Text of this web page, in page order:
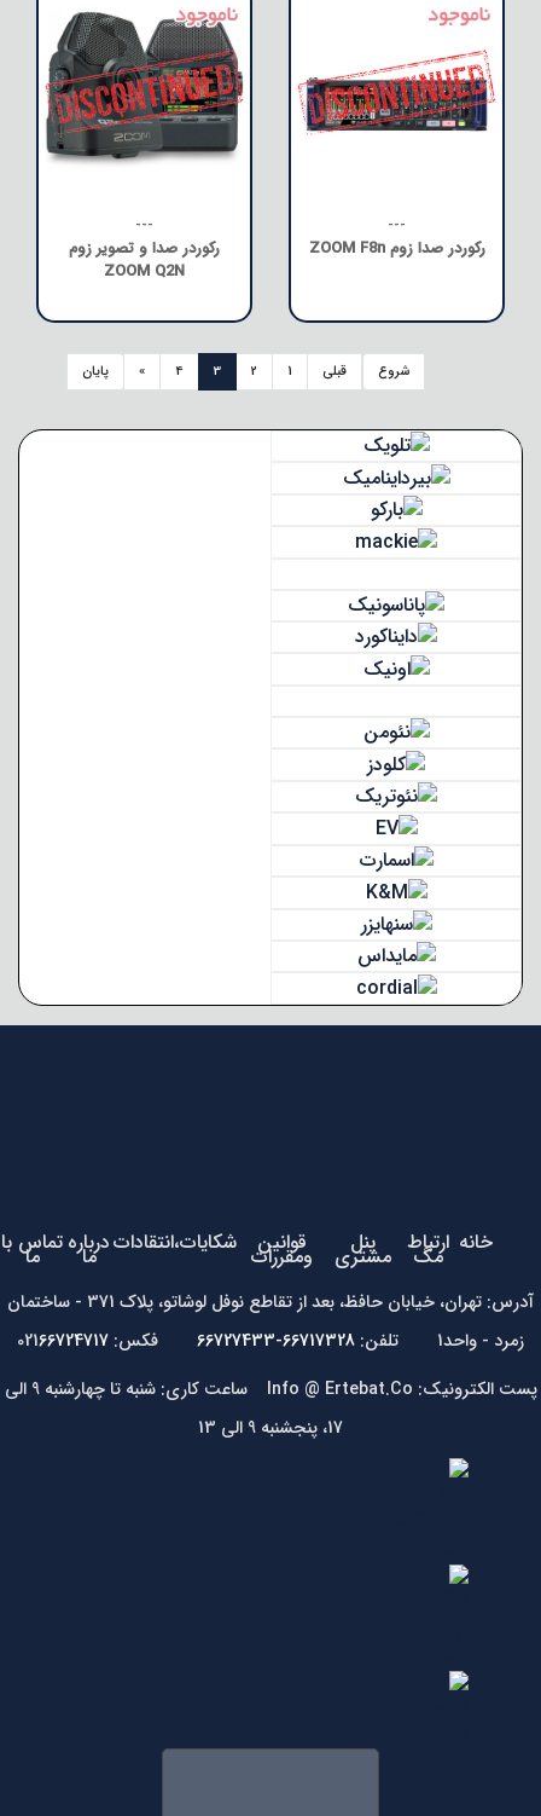
---
رکوردر صدا زوم ZOOM F8n
---
رکوردر صدا و تصویر زوم
ZOOM Q2N
شروع قبلی 1
2
3
4
» پایان
خانه ارتباط
مگ پنل
مشتری قوانین
ومقررات شکایات،انتقاداتدرباره
ما تماس با
ما
آدرس: تهران، خیابان حافظ، بعد از تقاطع نوفل لوشاتو، پلاک 371 - ساختمان
زمرد - واحد1 تلفن:
66717328-66727433 فکس: 021 66724717
پست الکترونیک: Info @ Ertebat.Co ساعت کاری: شنبه تا چهارشنبه 9 الی
17، پنجشنبه 9 الی 13